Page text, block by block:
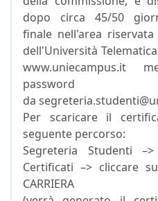
dopo circa 45/50
finale nell'area
dell'Università
www.uniecampus.it
da
Per scaricare il
seguente percorso:
Segreteria Studenti
Certificati –> cliccare
CARRIERA